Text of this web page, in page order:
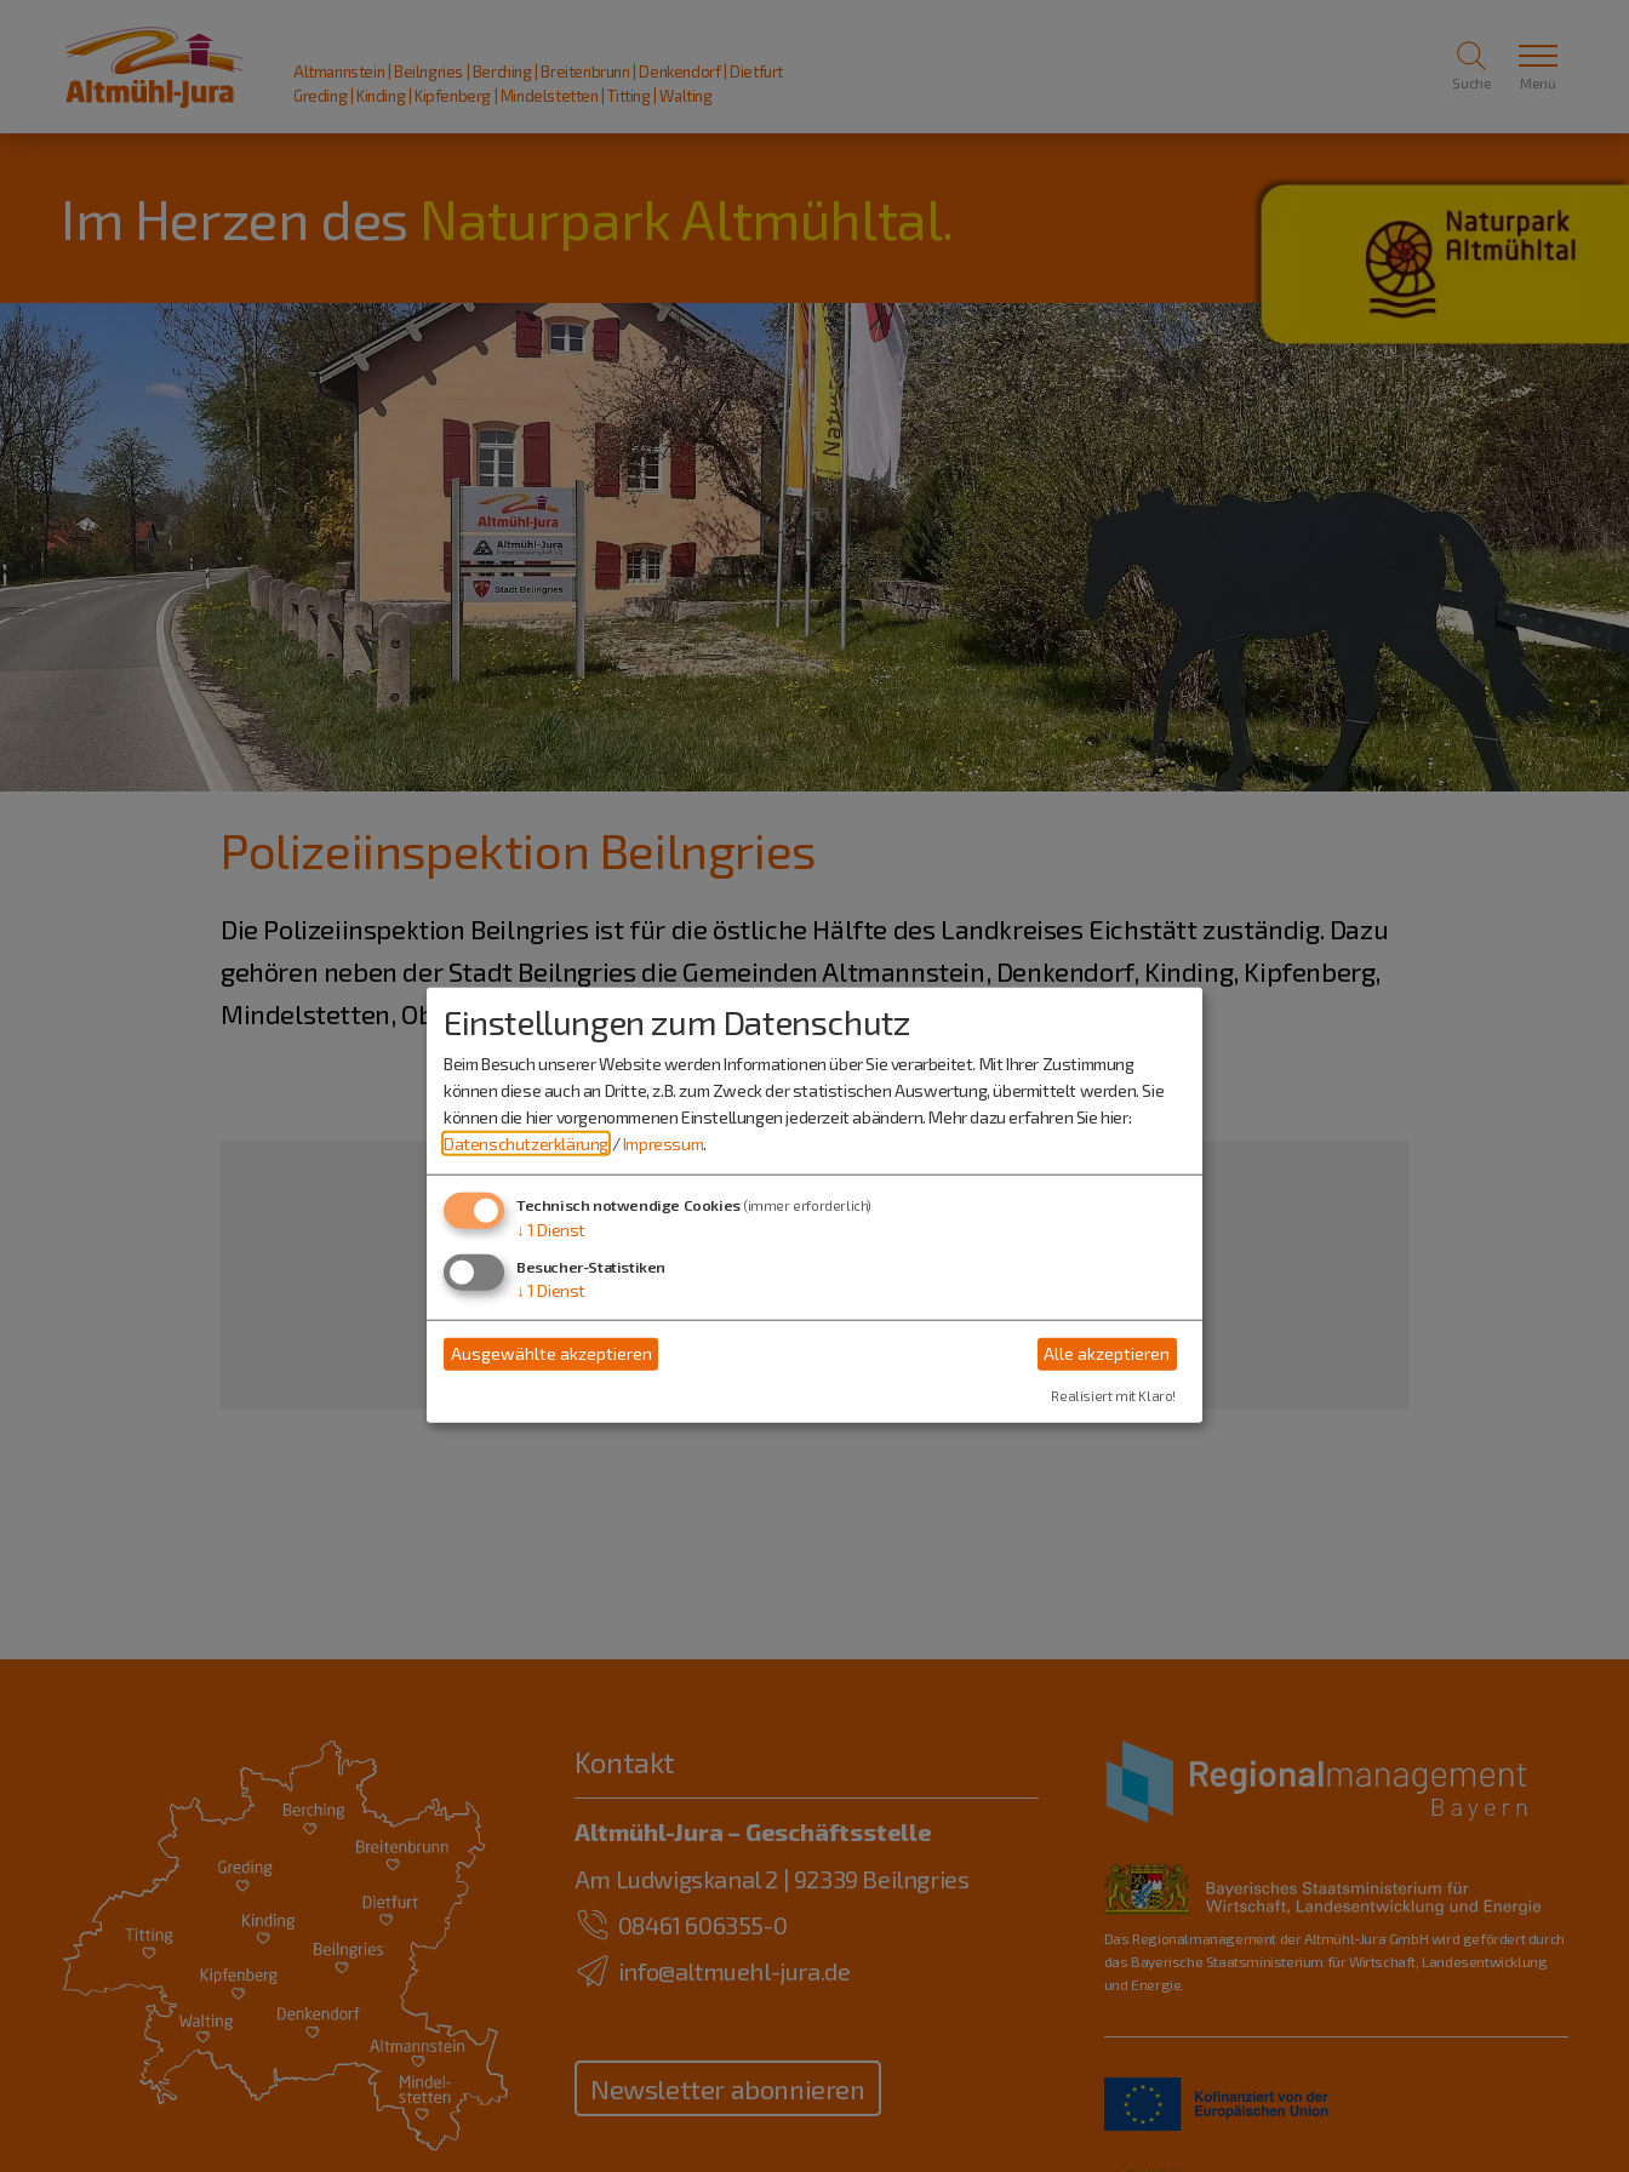
Altmannstein | Beilngries | Berching | Breitenbrunn | Denkendorf | Dietfurt
Greding | Kinding | Kipfenberg | Mindelstetten | Titting | Walting
Suche Menü
Im Herzen des Naturpark Altmühltal.
Polizeiinspektion Beilngries
Die Polizeiinspektion Beilngries ist für die östliche Hälfte des Landkreises Eichstätt zuständig. Dazu
gehören neben der Stadt Beilngries die Gemeinden Altmannstein, Denkendorf, Kinding, Kipfenberg,
Mindelstetten, Oberdolling, Pförring und Stammham.
Polizeiinspektion Beilngries
92339 Beilngries
Kontakt
Altmühl-Jura – Geschäftsstelle
Am Ludwigskanal 2 | 92339 Beilngries
08461 606355-0
info@altmuehl-jura.de
Newsletter abonnieren
Das Regionalmanagement der Altmühl-Jura GmbH wird gefördert durch
das Bayerische Staatsministerium für Wirtschaft, Landesentwicklung
und Energie.
Einstellungen zum Datenschutz
Beim Besuch unserer Website werden Informationen über Sie verarbeitet. Mit Ihrer Zustimmung
können diese auch an Dritte, z.B. zum Zweck der statistischen Auswertung, übermittelt werden. Sie
können die hier vorgenommenen Einstellungen jederzeit abändern. Mehr dazu erfahren Sie hier:
Datenschutzerklärung /Impressum.
Technisch notwendige Cookies (immer erforderlich)
↓ 1 Dienst
Besucher-Statistiken
↓ 1 Dienst
Ausgewählte akzeptieren Alle akzeptieren
Realisiert mit Klaro!